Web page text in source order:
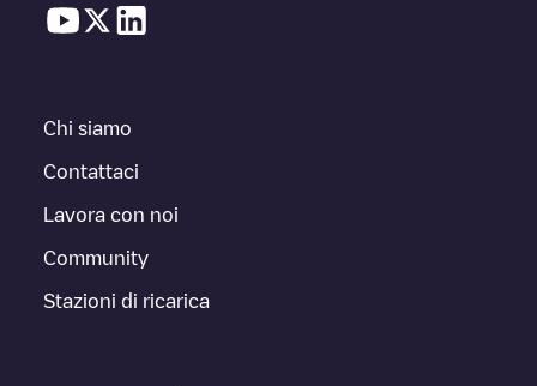
Chi siamo
Contattaci
Lavora con noi
Community
Stazioni di ricarica